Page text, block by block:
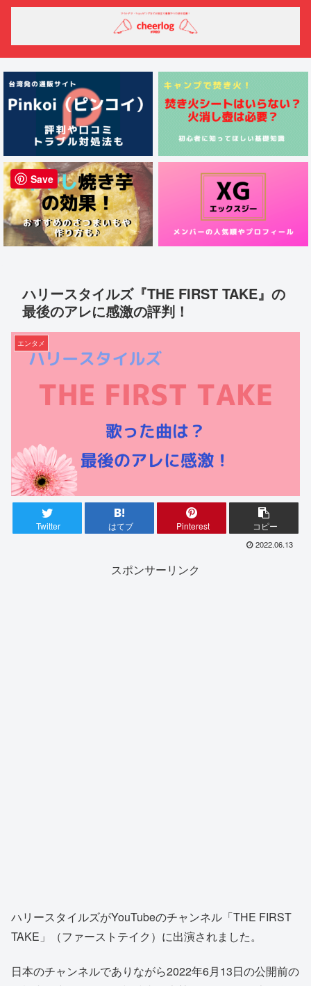
ハリースタイルズ『THE FIRST TAKE』の
最後のアレに感激の評判！
エンタメ
Twitter はてブ Pinterest コピー
2022.06.13
スポンサーリンク
ハリースタイルズがYouTubeのチャンネル「THE FIRST
TAKE」（ファーストテイク）に出演されました。
日本のチャンネルでありながら2022年6月13日の公開前の
Save